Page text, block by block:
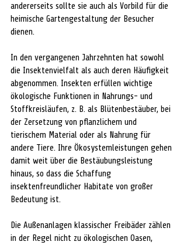
andererseits sollte sie auch als Vorbild für die
heimische Gartengestaltung der Besucher
dienen.
In den vergangenen Jahrzehnten hat sowohl
die Insektenvielfalt als auch deren Häufigkeit
abgenommen. Insekten erfüllen wichtige
ökologische Funktionen in Nahrungs- und
Stoffkreisläufen, z. B. als Blütenbestäuber, bei
der Zersetzung von pflanzlichem und
tierischem Material oder als Nahrung für
andere Tiere. Ihre Ökosystemleistungen gehen
damit weit über die Bestäubungsleistung
hinaus, so dass die Schaffung
insektenfreundlicher Habitate von großer
Bedeutung ist.
Die Außenanlagen klassischer Freibäder zählen
in der Regel nicht zu ökologischen Oasen,